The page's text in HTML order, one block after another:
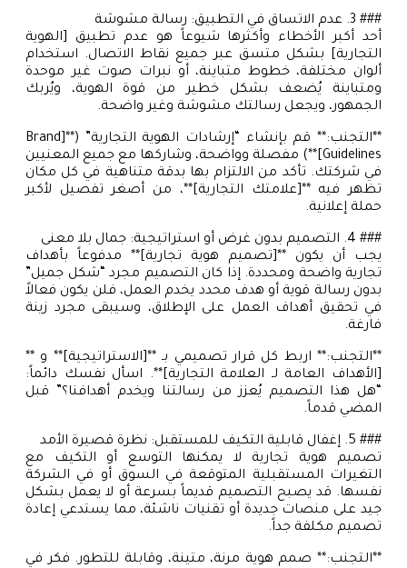
### 3. عدم الاتساق في التطبيق: رسالة مشوشة
أحد أكبر الأخطاء وأكثرها شيوعاً هو عدم تطبيق [الهوية
التجارية] بشكل متسق عبر جميع نقاط الاتصال. استخدام
ألوان مختلفة، خطوط متباينة، أو نبرات صوت غير موحدة
ومتباينة يُضعف بشكل خطير من قوة الهوية، ويُربك
الجمهور، ويجعل رسالتك مشوشة وغير واضحة.
**التجنب:** قم بإنشاء “إرشادات الهوية التجارية” (**[Brand
Guidelines]**) مفصلة وواضحة، وشاركها مع جميع المعنيين
في شركتك. تأكد من الالتزام بها بدقة متناهية في كل مكان
تظهر فيه **[علامتك التجارية]**، من أصغر تفصيل لأكبر
حملة إعلانية.
### 4. التصميم بدون غرض أو استراتيجية: جمال بلا معنى
يجب أن يكون **[تصميم هوية تجارية]** مدفوعاً بأهداف
تجارية واضحة ومحددة. إذا كان التصميم مجرد “شكل جميل”
بدون رسالة قوية أو هدف محدد يخدم العمل، فلن يكون فعالاً
في تحقيق أهداف العمل على الإطلاق، وسيبقى مجرد زينة
فارغة.
**التجنب:** اربط كل قرار تصميمي بـ **[الاستراتيجية]** و **
[الأهداف العامة لـ العلامة التجارية]**. اسأل نفسك دائماً:
“هل هذا التصميم يُعزز من رسالتنا ويخدم أهدافنا؟” قبل
المضي قدماً.
### 5. إغفال قابلية التكيف للمستقبل: نظرة قصيرة الأمد
تصميم هوية تجارية لا يمكنها التوسع أو التكيف مع
التغيرات المستقبلية المتوقعة في السوق أو في الشركة
نفسها. قد يصبح التصميم قديماً بسرعة أو لا يعمل بشكل
جيد على منصات جديدة أو تقنيات ناشئة، مما يستدعي إعادة
تصميم مكلفة جداً.
**التجنب:** صمم هوية مرنة، متينة، وقابلة للتطور. فكر في